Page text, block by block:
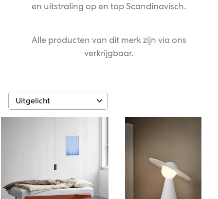
en uitstraling op en top Scandinavisch.
Alle producten van dit merk zijn via ons
verkrijgbaar.
SORTEER